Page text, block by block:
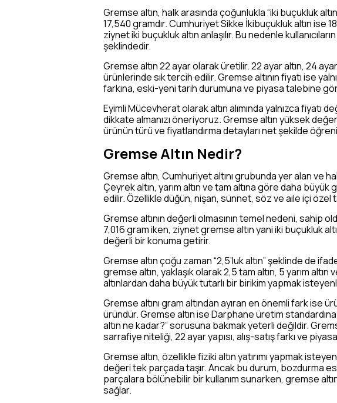
Gremse altın, halk arasında çoğunlukla “iki buçukluk
17,540 gramdır. Cumhuriyet Sikke İkibuçukluk altın ise
ziynet iki buçukluk altın anlaşılır. Bu nedenle
şeklindedir.
Gremse altın 22 ayar olarak üretilir. 22 ayar altın, 24
ürünlerinde sık tercih edilir. Gremse altının fiyatı ise
farkına, eski-yeni tarih durumuna ve piyasa talebine
Eyimli Mücevherat olarak altın alımında yalnızca fiyatı
dikkate almanızı öneriyoruz. Gremse altın yüksek
ürünün türü ve fiyatlandırma detayları net şekilde
Gremse Altın Nedir?
Gremse altın, Cumhuriyet altını grubunda yer alan ve
Çeyrek altın, yarım altın ve tam altına göre daha
edilir. Özellikle düğün, nişan, sünnet, söz ve aile içi
Gremse altının değerli olmasının temel nedeni, sahip
7,016 gram iken, ziynet gremse altın yani iki buçukluk
değerli bir konuma getirir.
Gremse altın çoğu zaman “2,5’luk altın” şeklinde de
gremse altın, yaklaşık olarak 2,5 tam altın, 5 yarım
altınlardan daha büyük tutarlı bir birikim yapmak
Gremse altını gram altından ayıran en önemli fark ise
üründür. Gremse altın ise Darphane üretim
altın ne kadar?” sorusuna bakmak yeterli değildir.
sarrafiye niteliği, 22 ayar yapısı, alış-satış farkı ve
Gremse altın, özellikle fiziki altın yatırımı yapmak
değeri tek parçada taşır. Ancak bu durum, bozdurma
parçalara bölünebilir bir kullanım sunarken, gremse
sağlar.